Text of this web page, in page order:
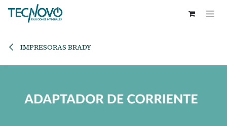
Ir al contenido
IMPRESORAS BRADY